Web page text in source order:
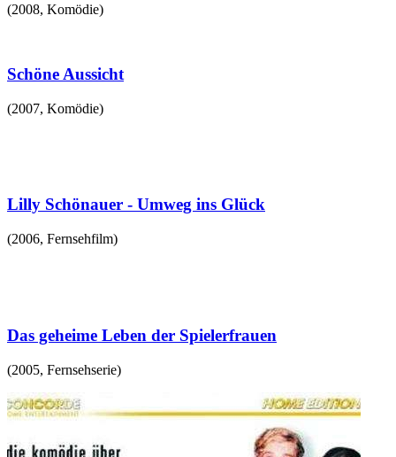
(2008, Komödie)
Schöne Aussicht
(2007, Komödie)
Lilly Schönauer - Umweg ins Glück
(2006, Fernsehfilm)
Das geheime Leben der Spielerfrauen
(2005, Fernsehserie)